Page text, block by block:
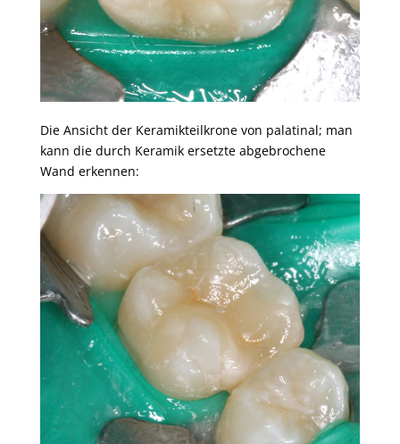
Die Ansicht der Keramikteilkrone von palatinal; man
kann die durch Keramik ersetzte abgebrochene
Wand erkennen: